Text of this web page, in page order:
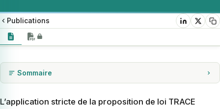
Publications
Sommaire
Résumé
Le ZAN : une protection non négligeable pour l’agriculture
L’application stricte de la proposition de loi TRACE